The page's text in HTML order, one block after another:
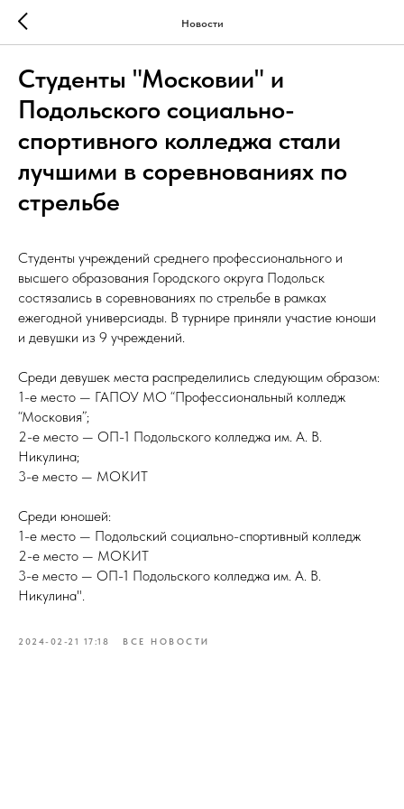
Новости
Студенты "Московии" и
Подольского социально-
спортивного колледжа стали
лучшими в соревнованиях по
стрельбе
Студенты учреждений среднего профессионального и
высшего образования Городского округа Подольск
состязались в соревнованиях по стрельбе в рамках
ежегодной универсиады. В турнире приняли участие юноши
и девушки из 9 учреждений.
Среди девушек места распределились следующим образом:
1-е место — ГАПОУ МО “Профессиональный колледж
“Московия”;
2-е место — ОП-1 Подольского колледжа им. А. В.
Никулина;
3-е место — МОКИТ
Среди юношей:
1-е место — Подольский социально-спортивный колледж
2-е место — МОКИТ
3-е место — ОП-1 Подольского колледжа им. А. В.
Никулина".
2024-02-21 17:18 ВСЕ НОВОСТИ